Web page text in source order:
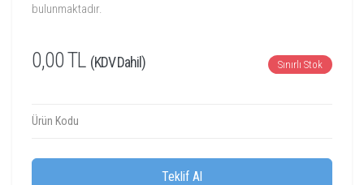
bulunmaktadır.
0,00 TL (KDV Dahil) Sınırlı Stok
Ürün Kodu
Teklif Al